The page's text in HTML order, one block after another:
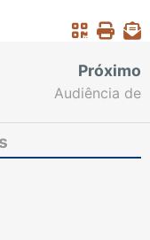
Próximo
Audiência de
põe
fim a processo em